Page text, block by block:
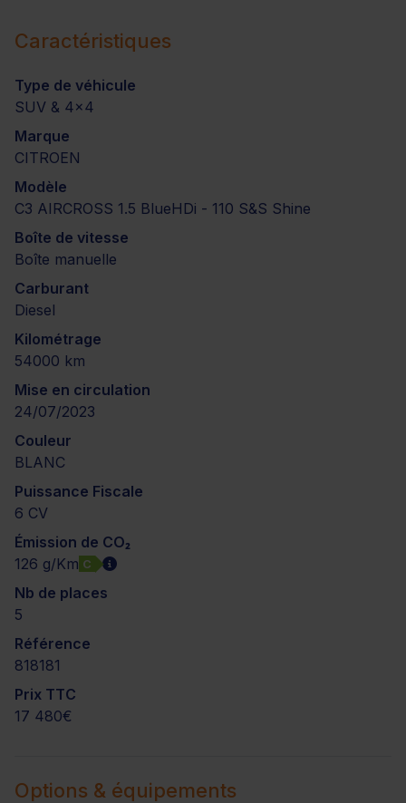
Caractéristiques
Type de véhicule
SUV & 4x4
Marque
CITROEN
Modèle
C3 AIRCROSS 1.5 BlueHDi - 110 S&S Shine
Boîte de vitesse
Boîte manuelle
Carburant
Diesel
Kilométrage
54000 km
Mise en circulation
24/07/2023
Couleur
BLANC
Puissance Fiscale
6 CV
Émission de CO₂
126 g/Km C
Nb de places
5
Référence
818181
Prix TTC
17 480€
Options & équipements